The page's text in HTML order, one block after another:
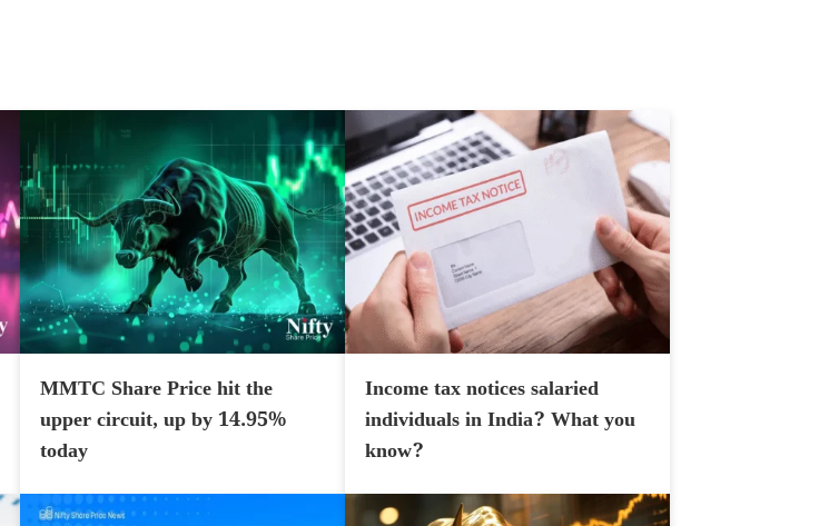
MMTC Share Price hit the
upper circuit, up by 14.95%
today
Income tax notices salaried
individuals in India? What you
know?